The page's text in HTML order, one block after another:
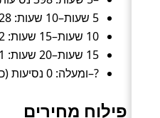
5 שעות–10 שעות: 228 נסיעות (כ־20%).
10 שעות–15 שעות: 132 נסיעות (כ־12%).
15 שעות–20 שעות: 211 נסיעות (כ־19%).
?–ומעלה: 0 נסיעות (כ־0%).
פילוח מחירים